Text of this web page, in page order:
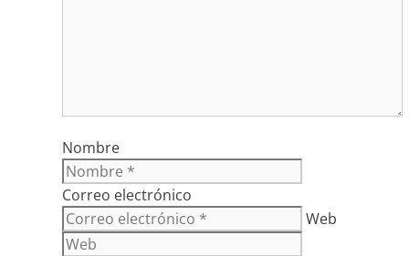
Nombre
Correo electrónico
Web